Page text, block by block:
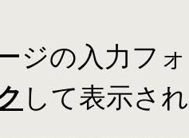
ジの入力フ
して表示さ